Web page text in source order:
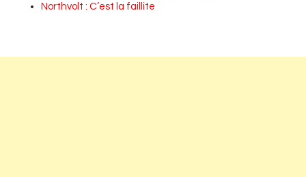
Northvolt : C’est la faillite